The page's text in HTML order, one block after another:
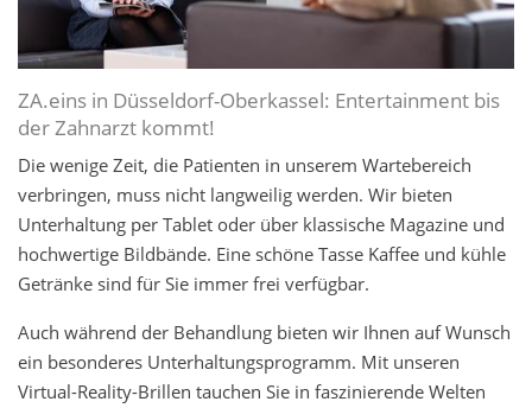
ZA.eins in Düsseldorf-Oberkassel: Entertainment bis
der Zahnarzt kommt!
Die wenige Zeit, die Patienten in unserem Wartebereich
verbringen, muss nicht langweilig werden. Wir bieten
Unterhaltung per Tablet oder über klassische Magazine und
hochwertige Bildbände. Eine schöne Tasse Kaffee und kühle
Getränke sind für Sie immer frei verfügbar.
Auch während der Behandlung bieten wir Ihnen auf Wunsch
ein besonderes Unterhaltungsprogramm. Mit unseren
Virtual-Reality-Brillen tauchen Sie in faszinierende Welten